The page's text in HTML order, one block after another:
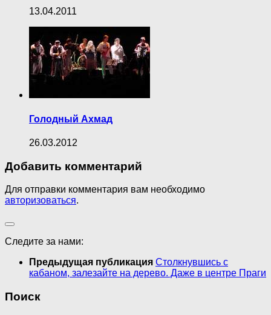
13.04.2011
Голодный Ахмад
26.03.2012
Добавить комментарий
Для отправки комментария вам необходимо
авторизоваться.
Следите за нами:
Предыдущая публикация Столкнувшись с
кабаном, залезайте на дерево. Даже в центре Праги
Поиск